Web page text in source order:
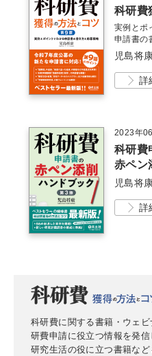
科研
実例とポ
申請書の
児島将
詳
2023年
科研費
赤ペ
児島将
詳
科研費に関する書籍・ウェ
研費申請に役立つ情報を発信
研究生活の役に立つ書籍な